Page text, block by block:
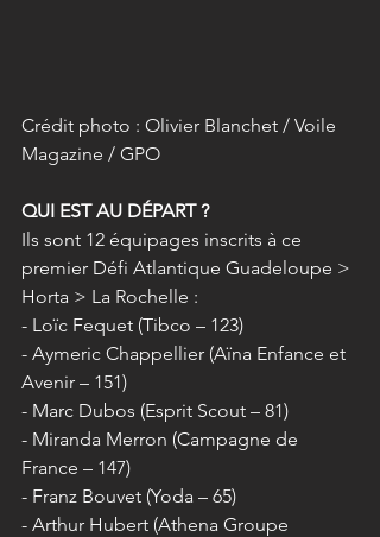
Crédit photo : Olivier Blanchet / Voile
Magazine / GPO
QUI EST AU DÉPART ?
Ils sont 12 équipages inscrits à ce
premier Défi Atlantique Guadeloupe >
Horta > La Rochelle :
- Loïc Fequet (Tibco – 123)
- Aymeric Chappellier (Aïna Enfance et
Avenir – 151)
- Marc Dubos (Esprit Scout – 81)
- Miranda Merron (Campagne de
France – 147)
- Franz Bouvet (Yoda – 65)
- Arthur Hubert (Athena Groupe